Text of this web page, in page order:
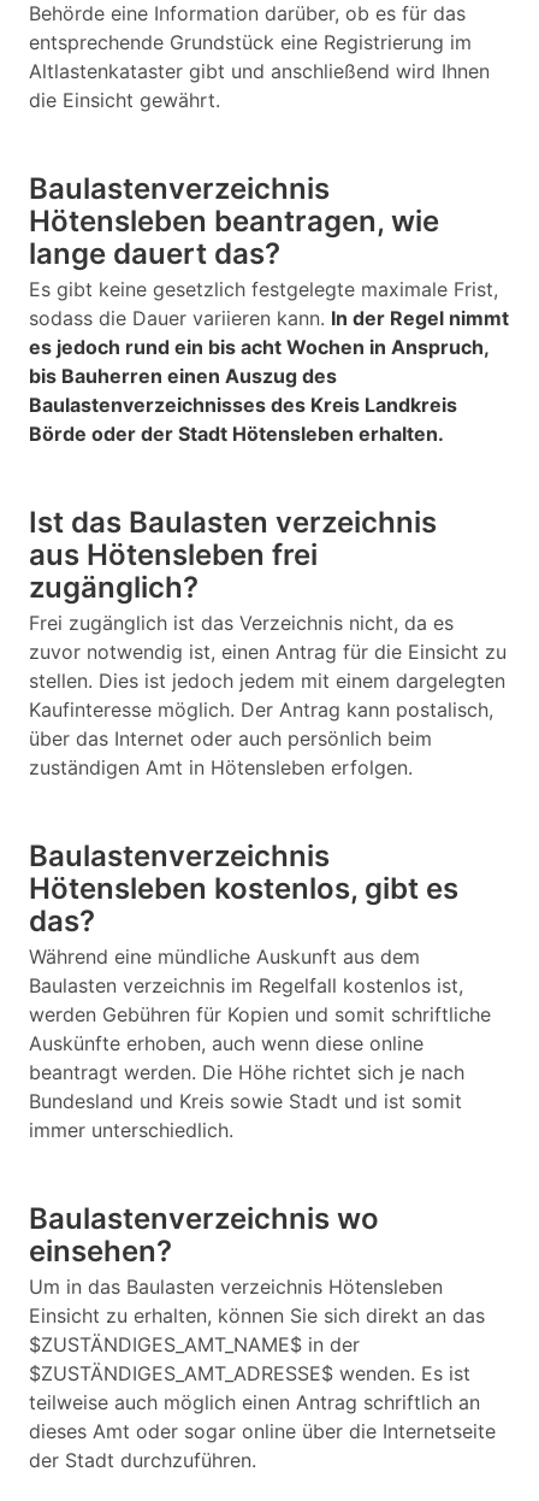
Behörde eine Information darüber, ob es für das
entsprechende Grundstück eine Registrierung im
Altlastenkataster gibt und anschließend wird Ihnen
die Einsicht gewährt.
Baulastenverzeichnis
Hötensleben beantragen, wie
lange dauert das?
Es gibt keine gesetzlich festgelegte maximale Frist,
sodass die Dauer variieren kann. In der Regel nimmt
es jedoch rund ein bis acht Wochen in Anspruch,
bis Bauherren einen Auszug des
Baulastenverzeichnisses des Kreis Landkreis
Börde oder der Stadt Hötensleben erhalten.
Ist das Baulasten verzeichnis
aus Hötensleben frei
zugänglich?
Frei zugänglich ist das Verzeichnis nicht, da es
zuvor notwendig ist, einen Antrag für die Einsicht zu
stellen. Dies ist jedoch jedem mit einem dargelegten
Kaufinteresse möglich. Der Antrag kann postalisch,
über das Internet oder auch persönlich beim
zuständigen Amt in Hötensleben erfolgen.
Baulastenverzeichnis
Hötensleben kostenlos, gibt es
das?
Während eine mündliche Auskunft aus dem
Baulasten verzeichnis im Regelfall kostenlos ist,
werden Gebühren für Kopien und somit schriftliche
Auskünfte erhoben, auch wenn diese online
beantragt werden. Die Höhe richtet sich je nach
Bundesland und Kreis sowie Stadt und ist somit
immer unterschiedlich.
Baulastenverzeichnis wo
einsehen?
Um in das Baulasten verzeichnis Hötensleben
Einsicht zu erhalten, können Sie sich direkt an das
$ZUSTÄNDIGES_AMT_NAME$ in der
$ZUSTÄNDIGES_AMT_ADRESSE$ wenden. Es ist
teilweise auch möglich einen Antrag schriftlich an
dieses Amt oder sogar online über die Internetseite
der Stadt durchzuführen.